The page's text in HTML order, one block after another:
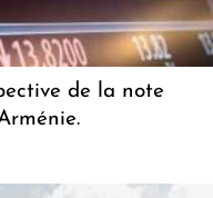
de la note